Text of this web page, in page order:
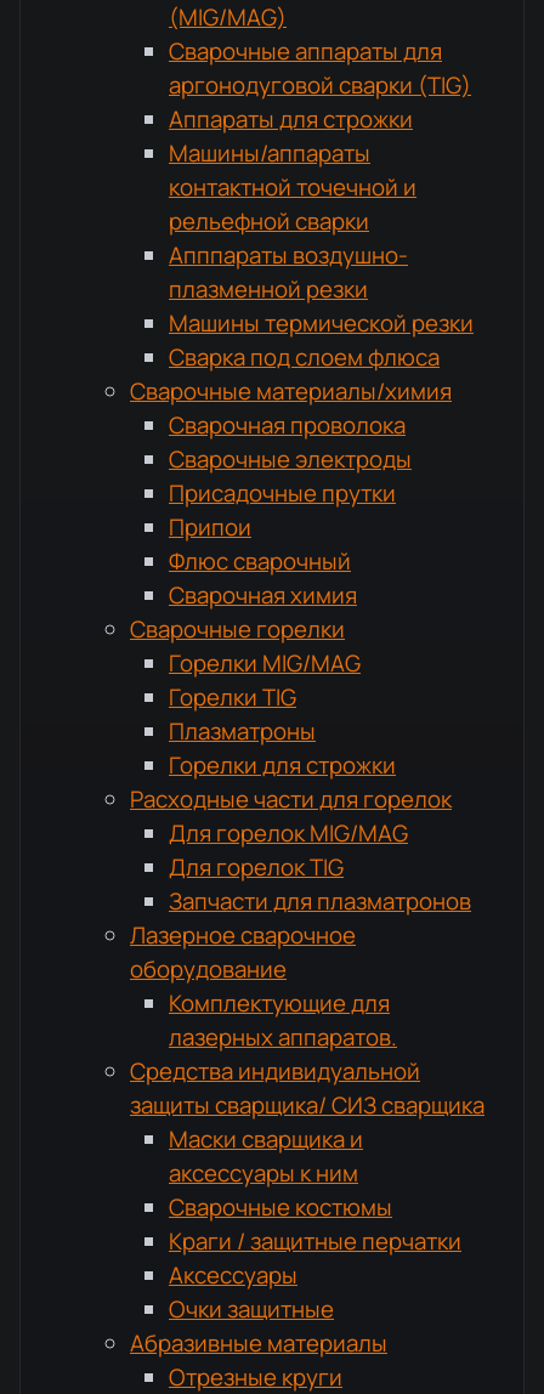
(MIG/MAG)
Сварочные аппараты для
аргонодуговой сварки (TIG)
Аппараты для строжки
Машины/аппараты
контактной точечной и
рельефной сварки
Апппараты воздушно-
плазменной резки
Машины термической резки
Сварка под слоем флюса
Сварочные материалы/химия
Сварочная проволока
Сварочные электроды
Присадочные прутки
Припои
Флюс сварочный
Сварочная химия
Сварочные горелки
Горелки MIG/MAG
Горелки TIG
Плазматроны
Горелки для строжки
Расходные части для горелок
Для горелок MIG/MAG
Для горелок TIG
Запчасти для плазматронов
Лазерное сварочное
оборудование
Комплектующие для
лазерных аппаратов.
Средства индивидуальной
защиты сварщика/ СИЗ сварщика
Маски сварщика и
аксессуары к ним
Сварочные костюмы
Краги / защитные перчатки
Аксессуары
Очки защитные
Абразивные материалы
Отрезные круги